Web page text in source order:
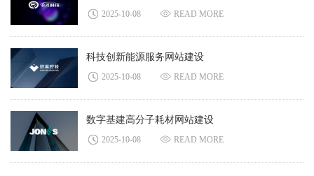
2025-10-08 READ MORE
科技创新能源服务网站建设
2025-10-08 READ MORE
数字基建高分子耗材网站建设
2025-10-08 READ MORE